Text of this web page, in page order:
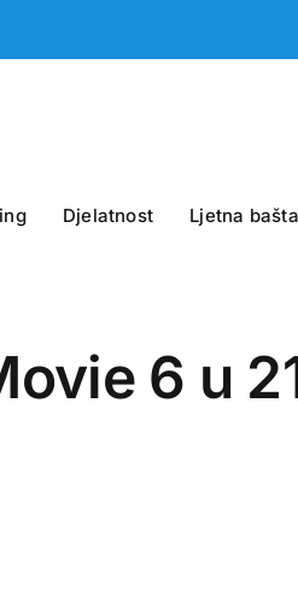
Djelatnost Ljetna bašta
6 u